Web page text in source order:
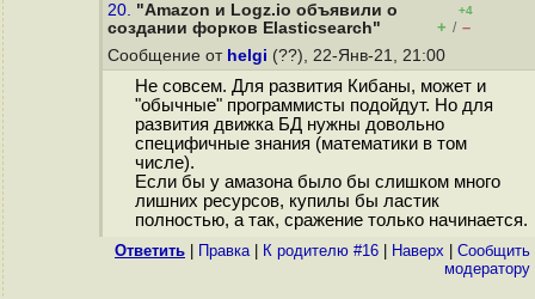
20. "Amazon и Logz.io объявили о
создании форков Elasticsearch"
+4
+ / –
Сообщение от helgi (??), 22-Янв-21, 21:00
Не совсем. Для развития Кибаны, может и
"обычные" программисты подойдут. Но для
развития движка БД нужны довольно
специфичные знания (математики в том
числе).
Если бы у амазона было бы слишком много
лишних ресурсов, купилы бы ластик
полностью, а так, сражение только начинается.
Ответить Правка| К родителю #16 Наверх
Cообщить
модератору